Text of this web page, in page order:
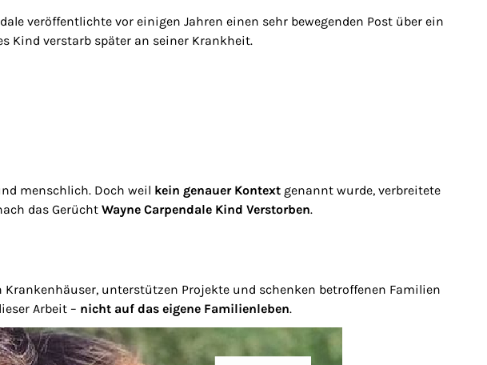
veröffentlichte vor einigen Jahren einen sehr bewegenden Post über ein
Kind verstarb später an seiner Krankheit.
menschlich. Doch weil kein genauer Kontext genannt wurde, verbreitete
das Gerücht Wayne Carpendale Kind Verstorben.
Krankenhäuser, unterstützen Projekte und schenken betroffenen Familien
Arbeit – nicht auf das eigene Familienleben.